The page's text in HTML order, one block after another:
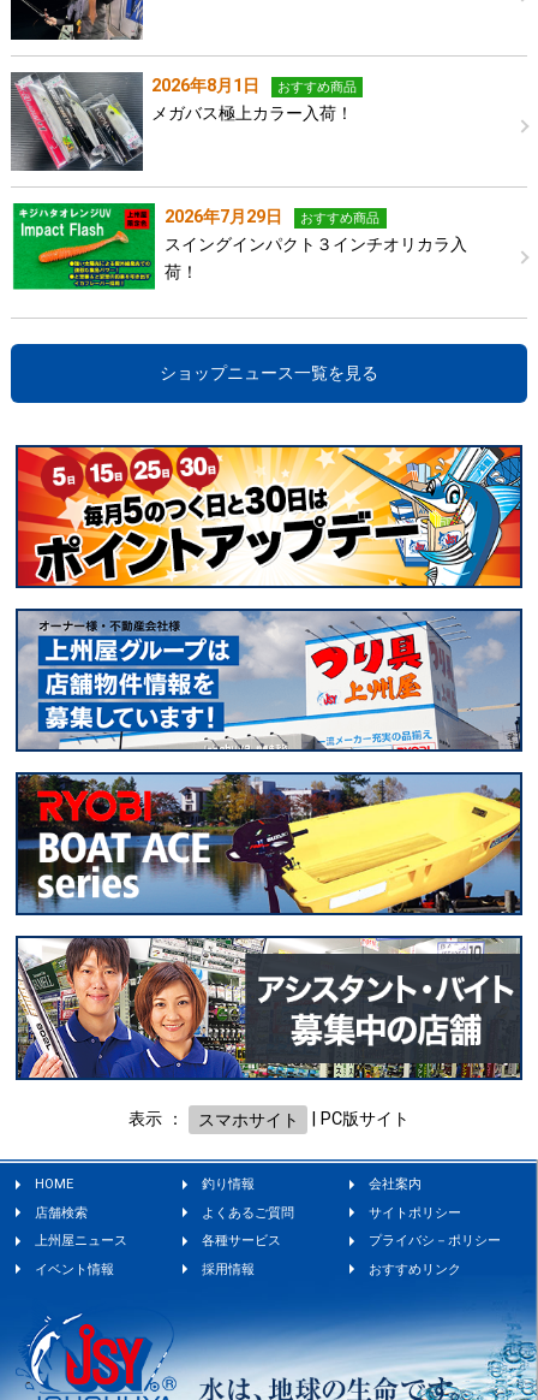
2026年8月1日 おすすめ商品
メガバス極上カラー入荷！
2026年7月29日 おすすめ商品
スイングインパクト３インチオリカラ入
荷！
ショップニュース一覧を見る
表示 ： スマホサイト PC版サイト
HOME 釣り情報
会社案内
店舗検索
よくあるご質問
サイトポリシー
上州屋ニュース
各種サービス
プライバシ－ポリシー
イベント情報
採用情報 おすすめリンク